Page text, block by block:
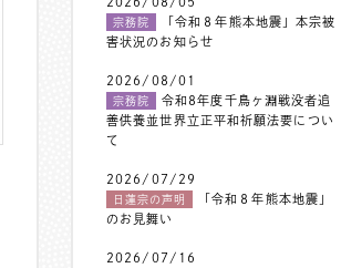
宗務院
「令和８年熊本地震」本宗被
害状況のお知らせ
2026/08/01
宗務院
令和8年度千鳥ヶ淵戦没者追
善供養並世界立正平和祈願法要につい
て
2026/07/29
日蓮宗の声明
「令和８年熊本地震」
のお見舞い
2026/07/16